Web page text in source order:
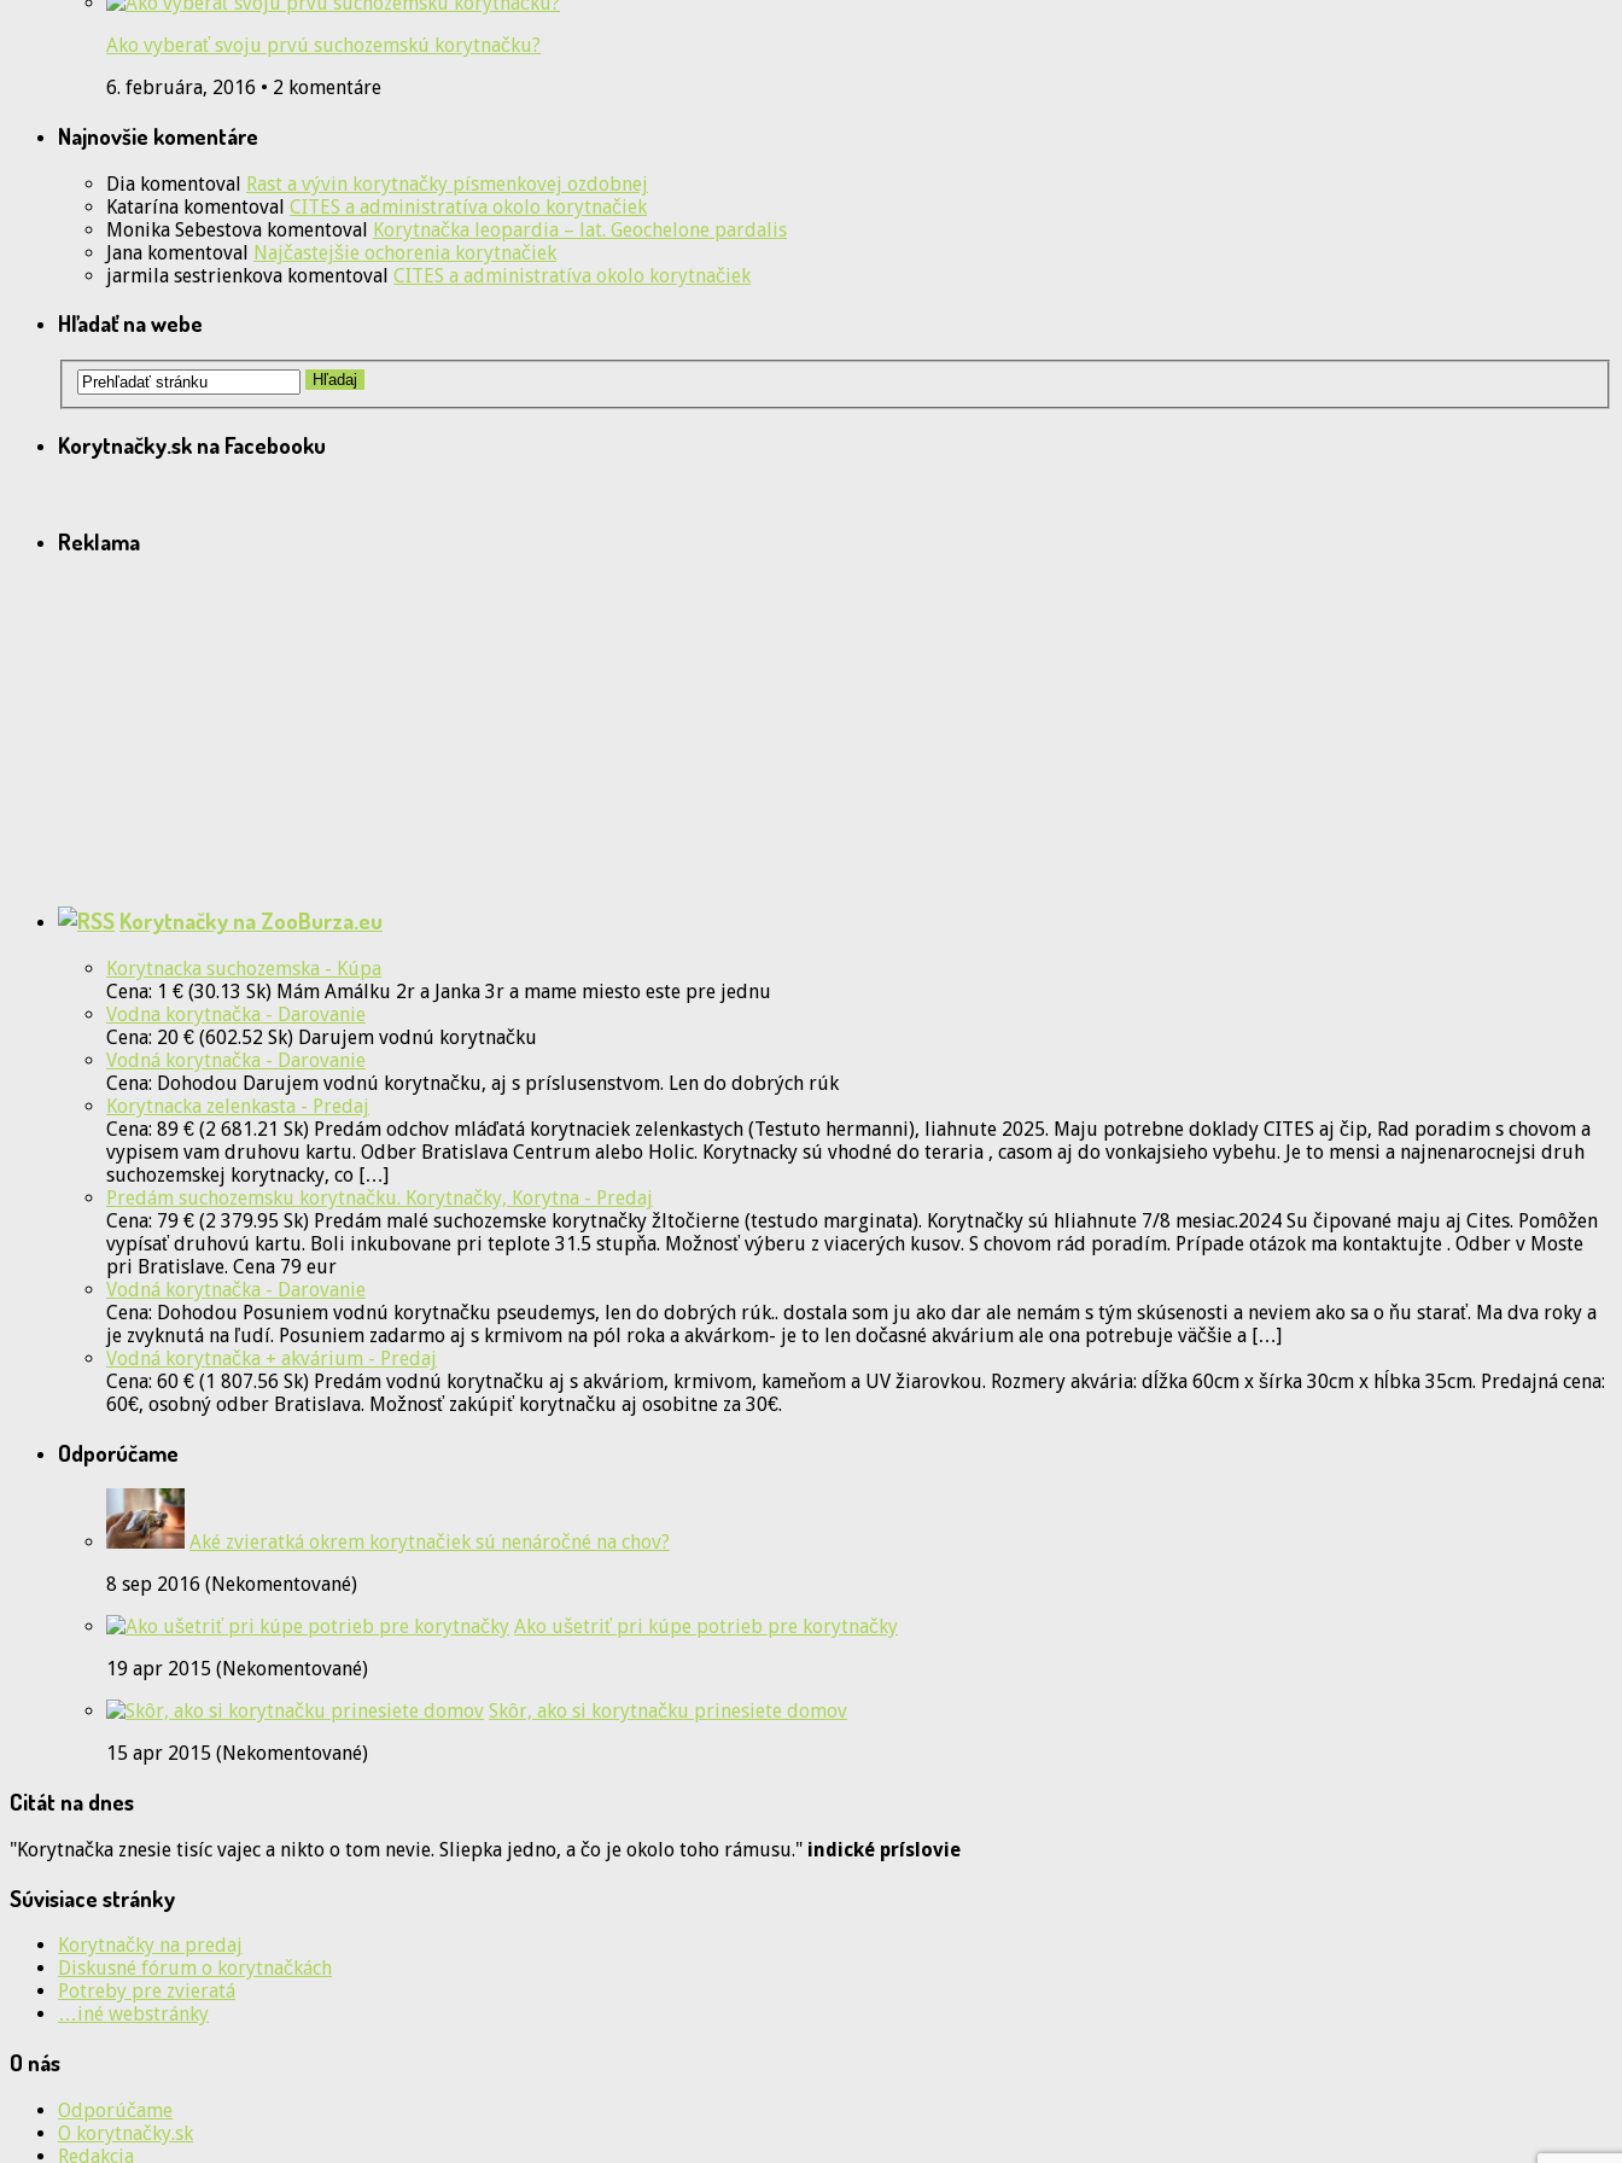
Ako vyberať svoju prvú suchozemskú korytnačku?
6. februára, 2016 • 2 komentáre
Najnovšie komentáre
Dia komentoval Rast a vývin korytnačky písmenkovej ozdobnej
Katarína komentoval CITES a administratíva okolo korytnačiek
Monika Sebestova komentoval Korytnačka leopardia – lat. Geochelone pardalis
Jana komentoval Najčastejšie ochorenia korytnačiek
jarmila sestrienkova komentoval CITES a administratíva okolo korytnačiek
Hľadať na webe
Korytnačky.sk na Facebooku
Reklama
Korytnačky na ZooBurza.eu
Korytnacka suchozemska - Kúpa
Cena: 1 € (30.13 Sk) Mám Amálku 2r a Janka 3r a mame miesto este pre jednu
Vodna korytnačka - Darovanie
Cena: 20 € (602.52 Sk) Darujem vodnú korytnačku
Vodná korytnačka - Darovanie
Cena: Dohodou Darujem vodnú korytnačku, aj s príslusenstvom. Len do dobrých rúk
Korytnacka zelenkasta - Predaj
Cena: 89 € (2 681.21 Sk) Predám odchov mláďatá korytnaciek zelenkastych (Testuto hermanni), liahnute 2025. Maju potrebne doklady CITES aj čip, Rad poradim s chovom a
vypisem vam druhovu kartu. Odber Bratislava Centrum alebo Holic. Korytnacky sú vhodné do teraria , casom aj do vonkajsieho vybehu. Je to mensi a najnenarocnejsi druh
suchozemskej korytnacky, co […]
Predám suchozemsku korytnačku. Korytnačky, Korytna - Predaj
Cena: 79 € (2 379.95 Sk) Predám malé suchozemske korytnačky žltočierne (testudo marginata). Korytnačky sú hliahnute 7/8 mesiac.2024 Su čipované maju aj Cites. Pomôžen
vypísať druhovú kartu. Boli inkubovane pri teplote 31.5 stupňa. Možnosť výberu z viacerých kusov. S chovom rád poradím. Prípade otázok ma kontaktujte . Odber v Moste
pri Bratislave. Cena 79 eur
Vodná korytnačka - Darovanie
Cena: Dohodou Posuniem vodnú korytnačku pseudemys, len do dobrých rúk.. dostala som ju ako dar ale nemám s tým skúsenosti a neviem ako sa o ňu starať. Ma dva roky a
je zvyknutá na ľudí. Posuniem zadarmo aj s krmivom na pól roka a akvárkom- je to len dočasné akvárium ale ona potrebuje väčšie a […]
Vodná korytnačka + akvárium - Predaj
Cena: 60 € (1 807.56 Sk) Predám vodnú korytnačku aj s akváriom, krmivom, kameňom a UV žiarovkou. Rozmery akvária: dĺžka 60cm x šírka 30cm x hĺbka 35cm. Predajná cena:
60€, osobný odber Bratislava. Možnosť zakúpiť korytnačku aj osobitne za 30€.
Odporúčame
Aké zvieratká okrem korytnačiek sú nenáročné na chov?
8 sep 2016 (Nekomentované)
Ako ušetriť pri kúpe potrieb pre korytnačky
19 apr 2015 (Nekomentované)
Skôr, ako si korytnačku prinesiete domov
15 apr 2015 (Nekomentované)
Citát na dnes
"Korytnačka znesie tisíc vajec a nikto o tom nevie. Sliepka jedno, a čo je okolo toho rámusu." indické príslovie
Súvisiace stránky
Korytnačky na predaj
Diskusné fórum o korytnačkách
Potreby pre zvieratá
…iné webstránky
O nás
Odporúčame
O korytnačky.sk
Redakcia